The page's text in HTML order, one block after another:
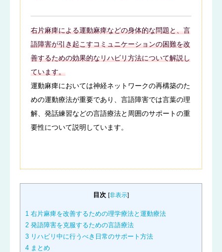
右片麻痺による運動麻痺などの身体的な問題と、言
語障害が引き起こすコミュニケーションの困難を改
善するための効果的なリハビリ方法について解説し
ています。
運動麻痺においては神経ネットワークの再構築のた
めの運動療法が重要であり、言語障害では言葉の理
解、発話練習などの言語療法と周囲のサポートの重
要性について説明しています。
目次 [非表示]
1 右片麻痺を改善するための理学療法と運動療法
2 発語障害を克服するための言語療法
3 リハビリ中に行うべき日常のサポート方法
4 まとめ